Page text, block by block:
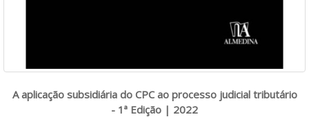
A aplicação subsidiária do CPC ao processo judicial tributário
- 1ª Edição | 2022